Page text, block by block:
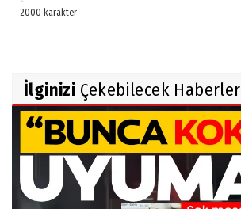
İlginizi Çekebilecek Haberler